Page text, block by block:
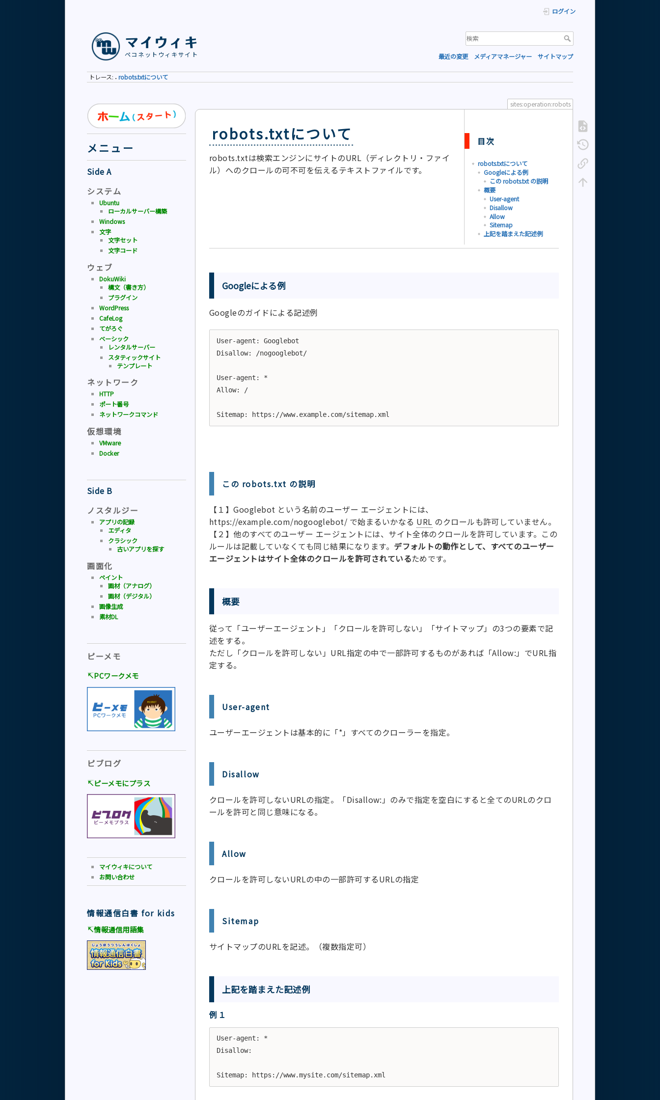
マイウィキ
ペコネットウィキサイト
ログイン
最近の変更 メディアマネージャー サイトマップ
トレース: • robots.txtについて
メニュー
Side A
システム
Ubuntu
ローカルサーバー構築
Windows
文字
文字セット
文字コード
ウェブ
DokuWiki
構文（書き方）
プラグイン
WordPress
CafeLog
てがろぐ
ベーシック
レンタルサーバー
スタティックサイト
テンプレート
ネットワーク
HTTP
ポート番号
ネットワークコマンド
仮想環境
VMware
Docker
Side B
ノスタルジー
アプリの記録
エディタ
クラシック
古いアプリを探す
画面化
ペイント
画材（アナログ）
画材（デジタル）
画像生成
素材DL
ピーメモ
↸PCワークメモ
ピブログ
↸ピーメモにプラス
マイウィキについて
お問い合わせ
情報通信白書 for kids
↸情報通信用語集
sites:operation:robots
目次
robots.txtについて
Googleによる例
この robots.txt の説明
概要
User-agent
Disallow
Allow
Sitemap
上記を踏まえた記述例
robots.txtについて
robots.txtは検索エンジンにサイトのURL（ディレクトリ・ファイ
ル）へのクロールの可不可を伝えるテキストファイルです。
Googleによる例
Googleのガイドによる記述例
User-agent: Googlebot
Disallow: /nogooglebot/
User-agent: *
Allow: /
Sitemap: https://www.example.com/sitemap.xml
この robots.txt の説明
【１】Googlebot という名前のユーザー エージェントには、
https://example.com/nogooglebot/ で始まるいかなる URL のクロールも許可していません。
【２】他のすべてのユーザー エージェントには、サイト全体のクロールを許可しています。この
ルールは記載していなくても同じ結果になります。 デフォルトの動作として、すべてのユーザー
エージェントはサイト全体のクロールを許可されているためです。
概要
従って「ユーザーエージェント」「クロールを許可しない」「サイトマップ」の3つの要素で記
述をする。
ただし「クロールを許可しない」URL指定の中で一部許可するものがあれば「Allow:」でURL指
定する。
User-agent
ユーザーエージェントは基本的に「*」すべてのクローラーを指定。
Disallow
クロールを許可しないURLの指定。「Disallow:」のみで指定を空白にすると全てのURLのクロ
ールを許可と同じ意味になる。
Allow
クロールを許可しないURLの中の一部許可するURLの指定
Sitemap
サイトマップのURLを記述。（複数指定可）
上記を踏まえた記述例
例１
User-agent: *
Disallow:
Sitemap: https://www.mysite.com/sitemap.xml